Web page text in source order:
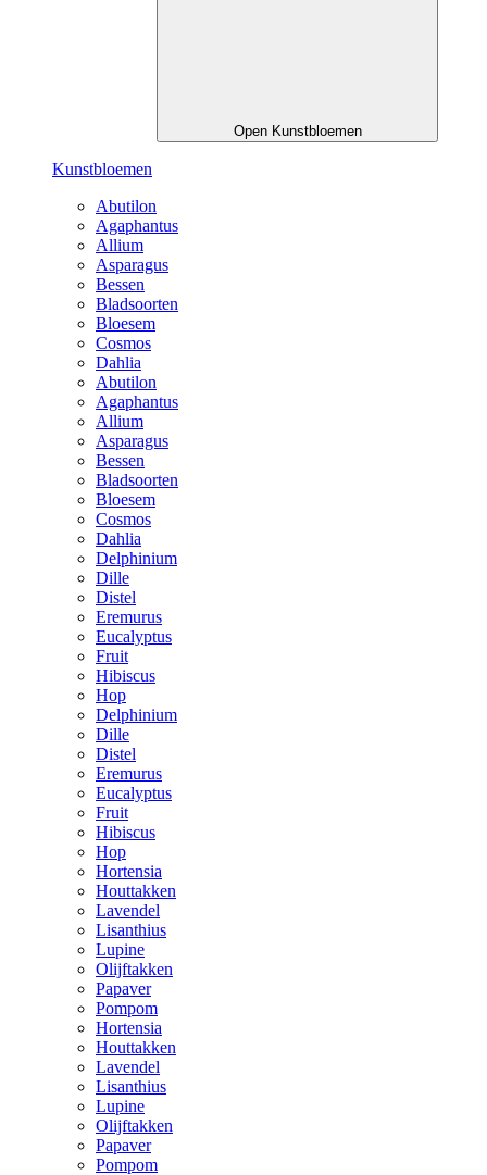
Open Kunstbloemen
Kunstbloemen
Abutilon
Agaphantus
Allium
Asparagus
Bessen
Bladsoorten
Bloesem
Cosmos
Dahlia
Abutilon
Agaphantus
Allium
Asparagus
Bessen
Bladsoorten
Bloesem
Cosmos
Dahlia
Delphinium
Dille
Distel
Eremurus
Eucalyptus
Fruit
Hibiscus
Hop
Delphinium
Dille
Distel
Eremurus
Eucalyptus
Fruit
Hibiscus
Hop
Hortensia
Houttakken
Lavendel
Lisanthius
Lupine
Olijftakken
Papaver
Pompom
Hortensia
Houttakken
Lavendel
Lisanthius
Lupine
Olijftakken
Papaver
Pompom